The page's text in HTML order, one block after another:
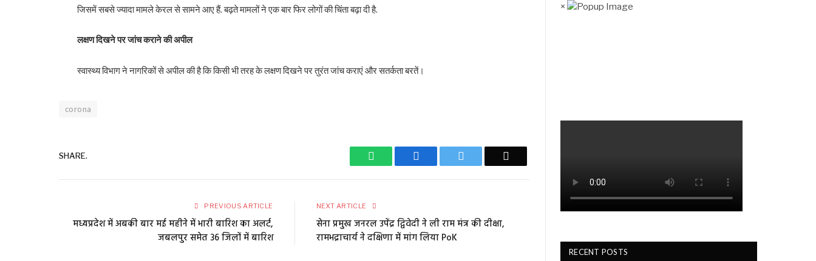
जिसमें सबसे ज्यादा मामले केरल से सामने आए हैं. बढ़ते मामलों ने एक बार फिर लोगों की चिंता बढ़ा दी है.
लक्षण दिखने पर जांच कराने की अपील
स्वास्थ्य विभाग ने नागरिकों से अपील की है कि किसी भी तरह के लक्षण दिखने पर तुरंत जांच कराएं और सतर्कता बरतें।
corona
SHARE. WhatsApp Facebook
PREVIOUS ARTICLE
मध्यप्रदेश में अबकी बार मई महीने में भारी बारिश का अलर्ट,
जबलपुर समेत 36 जिलों में बारिश
NEXT ARTICLE
सेना प्रमुख जनरल उपेंद्र द्विवेदी ने ली राम मंत्र की दीक्षा,
रामभद्राचार्य ने दक्षिणा में मांग लिया PoK
×
RECENT POSTS